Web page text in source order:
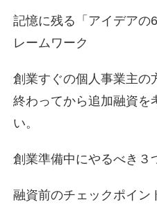
記憶に残る「アイデアの
レームワーク
創業すぐの個人事業主の
終わってから追加融資を
い。
創業準備中にやるべき３
融資前のチェックポイン